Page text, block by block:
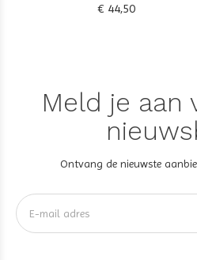
€ 44,50
Meld je aan
Ontvang de nieuwste